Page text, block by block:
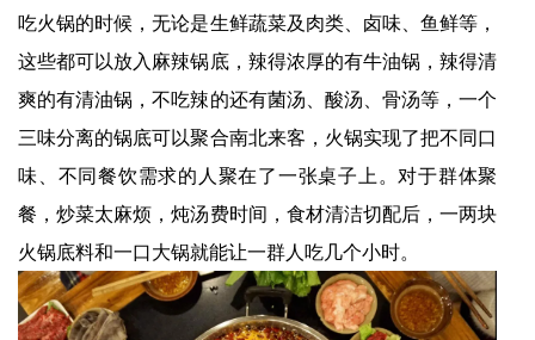
吃火锅的时候，无论是生鲜蔬菜及肉类、卤味、鱼鲜等，
这些都可以放入麻辣锅底，辣得浓厚的有牛油锅，辣得清
爽的有清油锅，不吃辣的还有菌汤、酸汤、骨汤等，一个
三味分离的锅底可以聚合南北来客，火锅实现了把不同口
味、不同餐饮需求的人聚在了一张桌子上。对于群体聚
餐，炒菜太麻烦，炖汤费时间，食材清洁切配后，一两块
火锅底料和一口大锅就能让一群人吃几个小时。